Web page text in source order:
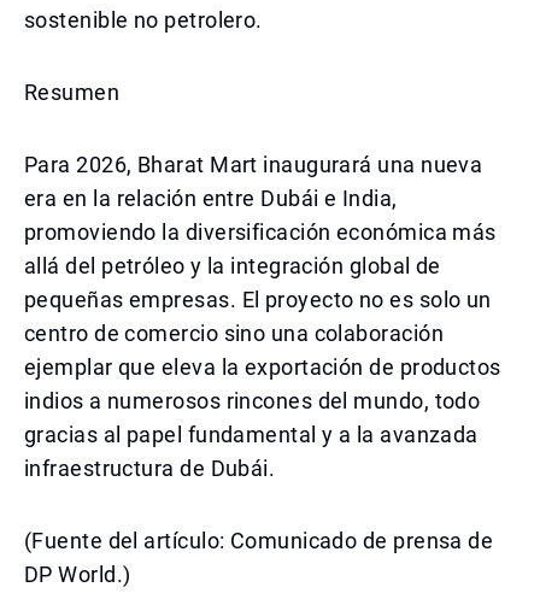
sostenible no petrolero.
Resumen
Para 2026, Bharat Mart inaugurará una nueva
era en la relación entre Dubái e India,
promoviendo la diversificación económica más
allá del petróleo y la integración global de
pequeñas empresas. El proyecto no es solo un
centro de comercio sino una colaboración
ejemplar que eleva la exportación de productos
indios a numerosos rincones del mundo, todo
gracias al papel fundamental y a la avanzada
infraestructura de Dubái.
(Fuente del artículo: Comunicado de prensa de
DP World.)